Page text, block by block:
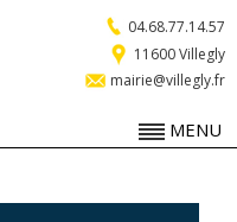
11600 Villegly
04.68.77.14.57
mairie@villegly.fr
MENU